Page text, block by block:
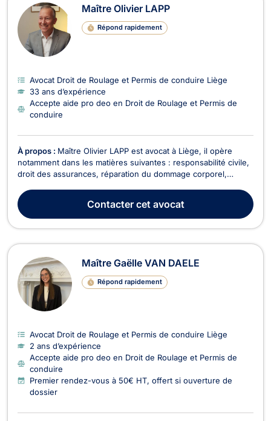
Maître Olivier LAPP
Répond rapidement
Avocat Droit de Roulage et Permis de conduire Liège
33 ans d’expérience
Accepte aide pro deo en Droit de Roulage et Permis de
conduire
À propos : Maître Olivier LAPP est avocat à Liège, il opère
notamment dans les matières suivantes : responsabilité civile,
droit des assurances, réparation du dommage corporel,
de la responsabilité civile et du dommage corporel, Maître
LAPP vous accompagne en cas d'ac...
Contactercet avocat
Maître Gaëlle VAN DAELE
Répond rapidement
Avocat Droit de Roulage et Permis de conduire Liège
2 ans d’expérience
Accepte aide pro deo en Droit de Roulage et Permis de
conduire
Premier rendez-vous à 50€ HT, offert si ouverture de
dossier